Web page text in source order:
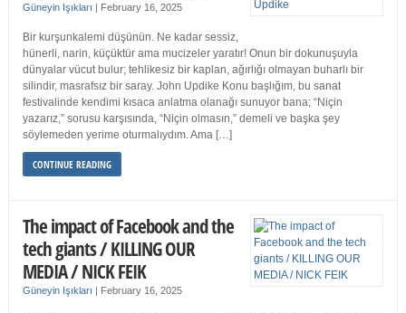
Güneyin Işıkları | February 16, 2025
Bir kurşunkalemi düşünün. Ne kadar sessiz,
hünerli, narin, küçüktür ama mucizeler yaratır! Onun bir dokunuşuyla
dünyalar vücut bulur; tehlikesiz bir kaplan, ağırlığı olmayan buharlı bir
silindir, masrafsız bir saray. John Updike Konu başlığım, bu sanat
festivalinde kendimi kısaca anlatma olanağı sunuyor bana; “Niçin
yazarız,” sorusu karşısında, “Niçin olmasın,” demeli ve başka şey
söylemeden yerime oturmalıydım. Ama […]
CONTINUE READING
The impact of Facebook and the
tech giants / KILLING OUR
MEDIA / NICK FEIK
Güneyin Işıkları | February 16, 2025